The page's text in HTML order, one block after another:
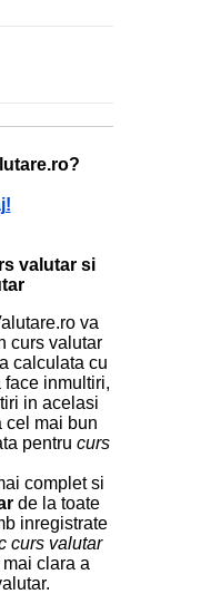
valutar si
va
curs valutar
calculata cu
face inmultiri,
in acelasi
cel mai bun
pentru curs
complet si
de la toate
inregistrate
curs valutar
clara a